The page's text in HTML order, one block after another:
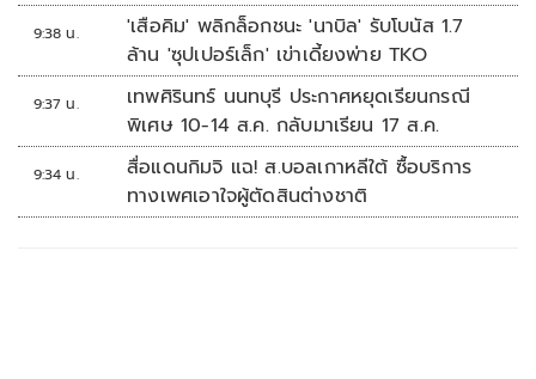
9:38 น.
'เสือคิม' พลิกล็อกชนะ 'นาบิล' รับโบนัส 1.7
ล้าน 'ซุปเปอร์เล็ก' เข่าเดี้ยงพ่าย TKO
9:37 น.
เทพศิรินทร์ นนทบุรี ประกาศหยุดเรียนกรณี
พิเศษ 10-14 ส.ค. กลับมาเรียน 17 ส.ค.
9:34 น.
สื่อแดนกิมจิ แฉ! ส.บอลเกาหลีใต้ ซื้อบริการ
ทางเพศเอาใจผู้ตัดสินต่างชาติ